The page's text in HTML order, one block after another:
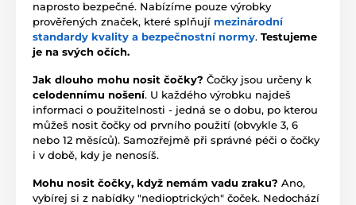
naprosto bezpečné. Nabízíme pouze výrobky
prověřených značek, které splňují mezinárodní
standardy kvality a bezpečnostní normy. Testujeme
je na svých očích.
Jak dlouho mohu nosit čočky? Čočky jsou určeny k
celodennímu nošení. U každého výrobku najdeš
informaci o použitelnosti - jedná se o dobu, po kterou
můžeš nosit čočky od prvního použití (obvykle 3, 6
nebo 12 měsíců). Samozřejmě při správné péči o čočky
i v době, kdy je nenosíš.
Mohu nosit čočky, když nemám vadu zraku? Ano,
vybírej si z nabídky "nedioptrických" čoček. Nedochází